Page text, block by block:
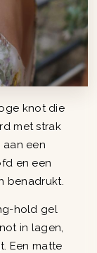
knot die
met strak
een
en een
benadrukt.
hold gel
in lagen,
Een matte